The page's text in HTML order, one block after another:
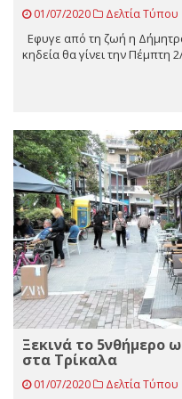
01/07/2020 Δελτία Τύπου
Eφυγε από τη ζωή η
κηδεία θα γίνει την Πέμπτη
Ξεκινά το 5νθήμερο
στα Τρίκαλα
01/07/2020 Δελτία Τύπου